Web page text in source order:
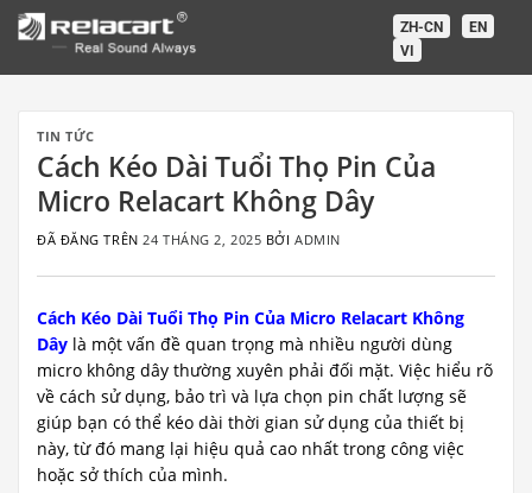
Chuyển
đến
nội
ZH-CN
EN
VI
TIN TỨC
Cách Kéo Dài Tuổi Thọ Pin Của
Micro Relacart Không Dây
ĐÃ ĐĂNG TRÊN24 THÁNG 2, 2025 BỞIADMIN
Cách Kéo Dài Tuổi Thọ Pin Của Micro Relacart Không
Dây là một vấn đề quan trọng mà nhiều người dùng
micro không dây thường xuyên phải đối mặt. Việc hiểu rõ
về cách sử dụng, bảo trì và lựa chọn pin chất lượng sẽ
giúp bạn có thể kéo dài thời gian sử dụng của thiết bị
này, từ đó mang lại hiệu quả cao nhất trong công việc
hoặc sở thích của mình.